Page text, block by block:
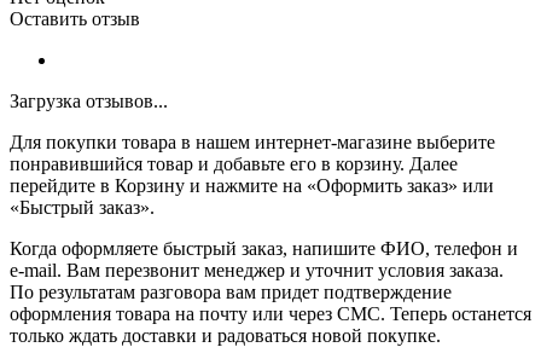
Оставить отзыв
Загрузка отзывов...
Для покупки товара в нашем интернет-магазине выберите
понравившийся товар и добавьте его в корзину. Далее
перейдите в Корзину и нажмите на «Оформить заказ» или
«Быстрый заказ».
Когда оформляете быстрый заказ, напишите ФИО, телефон и
e-mail. Вам перезвонит менеджер и уточнит условия заказа.
По результатам разговора вам придет подтверждение
оформления товара на почту или через СМС. Теперь останется
только ждать доставки и радоваться новой покупке.